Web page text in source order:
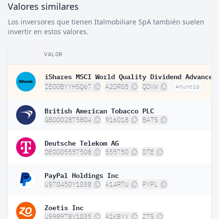
Valores similares
Los inversores que tienen Italmobiliare SpA también suelen
invertir en estos valores.
VALOR
IE00BYYHSQ67 A2DRG5 QDVW Anuncio
British American Tobacco PLC
GB0002875804 916018 BATS
Deutsche Telekom AG
DE0005557508 555750 DTE
PayPal Holdings Inc
US70450Y1038 A14R7U PYPL
Zoetis Inc
US98978V1035 A1KBYX ZTS